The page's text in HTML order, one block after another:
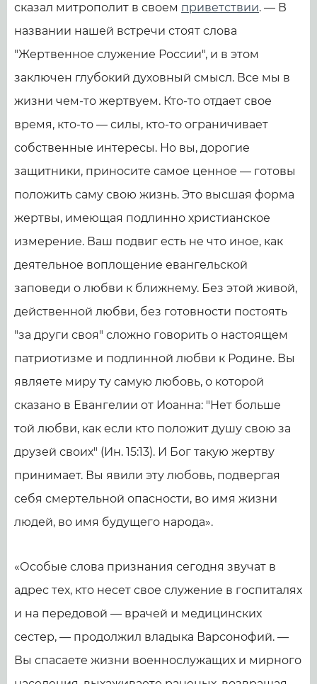
сказал митрополит в своем приветствии. — В
названии нашей встречи стоят слова
"Жертвенное служение России", и в этом
заключен глубокий духовный смысл. Все мы в
жизни чем-то жертвуем. Кто-то отдает свое
время, кто-то — силы, кто-то ограничивает
собственные интересы. Но вы, дорогие
защитники, приносите самое ценное — готовы
положить саму свою жизнь. Это высшая форма
жертвы, имеющая подлинно христианское
измерение. Ваш подвиг есть не что иное, как
деятельное воплощение евангельской
заповеди о любви к ближнему. Без этой живой,
действенной любви, без готовности постоять
"за други своя" сложно говорить о настоящем
патриотизме и подлинной любви к Родине. Вы
являете миру ту самую любовь, о которой
сказано в Евангелии от Иоанна: "Нет больше
той любви, как если кто положит душу свою за
друзей своих" (Ин. 15:13). И Бог такую жертву
принимает. Вы явили эту любовь, подвергая
себя смертельной опасности, во имя жизни
людей, во имя будущего народа».
«Особые слова признания сегодня звучат в
адрес тех, кто несет свое служение в госпиталях
и на передовой — врачей и медицинских
сестер, — продолжил владыка Варсонофий. —
Вы спасаете жизни военнослужащих и мирного